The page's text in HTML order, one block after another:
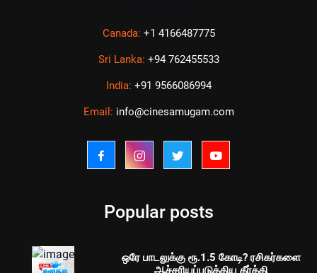
Canada: +1 4166487775
Sri Lanka: +94 762455533
India: +91 9566086994
Email: info@cinesamugam.com
Popular posts
ஒரே பாடலுக்கு ரூ.1.5 கோடி? ரசிகர்களை
ஆச்சரியப்படுத்திய கீர்த்தி